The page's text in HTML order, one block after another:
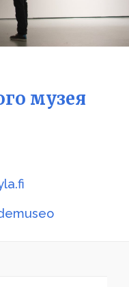
музея